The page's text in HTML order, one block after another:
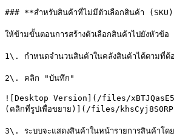
### **สำหรับสินค้าที่ไม่มีตัวเลือกสินค้า
ให้ข้ามขั้นตอนการสร้างตัวเลือกสินค้าไปยังหัว
1\. กำหนดจำนวนสินค้าในคลังสินค้าได้ตามที่ต้อ
2\. คลิก "บันทึก"
![Desktop Version](/files/
(คลิกที่รูปเพื่อขยาย)](/files/
3\. ระบบจะแสดงสินค้าในหน้ารายการสินค้าโด